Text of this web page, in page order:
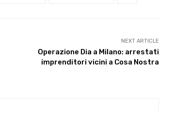
NEXT ARTICLE
Operazione Dia a Milano: arrestati
imprenditori vicini a Cosa Nostra